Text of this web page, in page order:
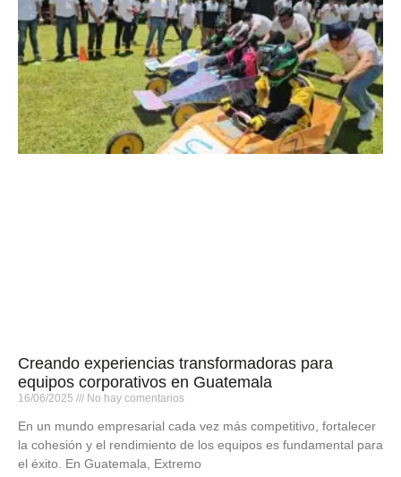
Creando experiencias transformadoras para
equipos corporativos en Guatemala
16/06/2025 No hay comentarios
En un mundo empresarial cada vez más competitivo, fortalecer
la cohesión y el rendimiento de los equipos es fundamental para
el éxito. En Guatemala, Extremo